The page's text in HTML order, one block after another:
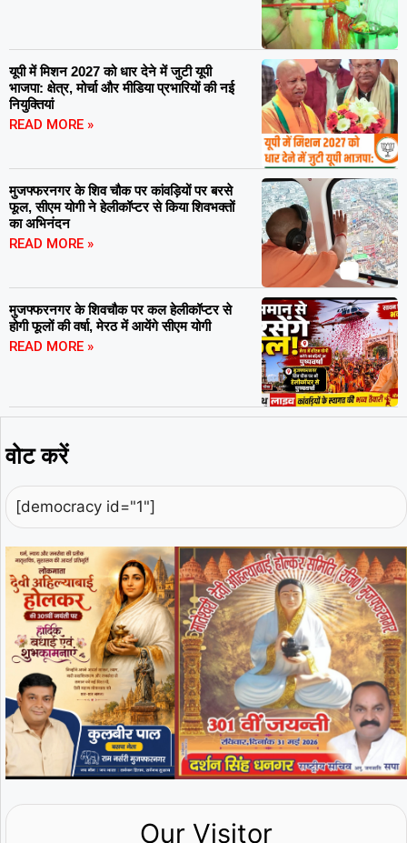
यूपी में मिशन 2027 को धार देने में जुटी यूपी
भाजपा: क्षेत्र, मोर्चा और मीडिया प्रभारियों की नई
नियुक्तियां
READ MORE »
मुजफ्फरनगर के शिव चौक पर कांवड़ियों पर बरसे
फूल, सीएम योगी ने हेलीकॉप्टर से किया शिवभक्तों
का अभिनंदन
READ MORE »
मुजफ्फरनगर के शिवचौक पर कल हेलीकॉप्टर से
होगी फूलों की वर्षा, मेरठ में आयेंगे सीएम योगी
READ MORE »
वोट करें
[democracy id="1"]
Our Visitor